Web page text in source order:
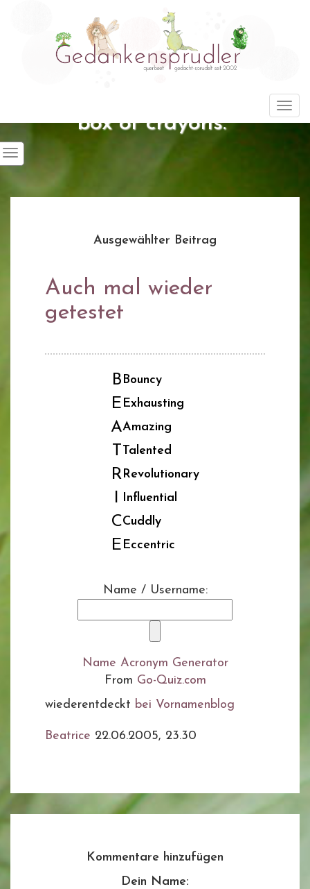
"Life is about using the whole
box of crayons."
Ausgewählter Beitrag
Auch mal wieder
getestet
B Bouncy
E Exhausting
AAmazing
T Talented
RRevolutionary
I Influential
CCuddly
E Eccentric
Name / Username:
Name Acronym Generator
From Go-Quiz.com
wiederentdeckt bei Vornamenblog
Beatrice 22.06.2005, 23.30
Kommentare hinzufügen
Dein Name: